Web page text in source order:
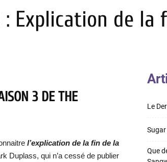
: Explication de la
3 DE THE
l’explication de la fin de la
Duplass, qui n’a cessé de publier
Le
Que